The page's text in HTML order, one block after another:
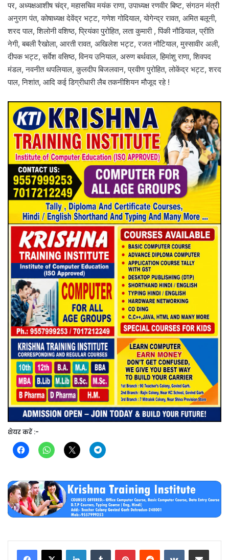
पर, अध्यक्षआशीष चंद्र, महासचिव मयंक राणा, उपाध्यक्ष रणवीर बिष्ट, संगठन मंत्री
अनुराग पंत, कोषाध्यक्ष देवेंद्र भट्ट, गणेश गोदियाल, योगेन्द्र रावत, अमित बलूनी,
शरद पाल, शिलोनी वशिष्ठ, प्रियंका पुरोहित, लता कुमारी , पिंकी नौडियाल, प्रीति
नेगी, बबली रैखोला, आरती रावत, अखिलेश भट्ट, रजत नौटियाल, मुस्सावीर अली,
दीपक भट्ट, सर्वेश वसिष्ठ, विनय उनियाल, अरुण बर्थवाल, हिमांशु राणा, शिवपद
मंडल, नवनीत थपलियाल, कुलदीप बिजलवान, प्रवीण पुरोहित, लोकेंद्र भट्ट, शरद
पाल, निशांत, आदि कई डिग्रीधारी लैब तकनीशियन मौजूद रहे !
शेयर करें :-
LinkedInTumblr PinterestReddit VKontakteShare via Email